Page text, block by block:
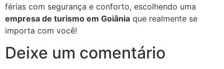
férias com segurança e conforto, escolhendo uma
empresa de turismo em Goiânia que realmente se
importa com você!
Deixe um comentário